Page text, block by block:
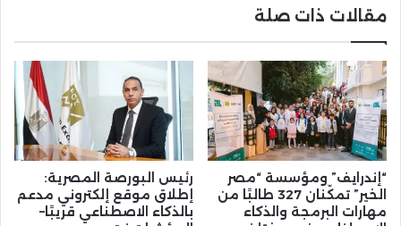
مقالات ذات صلة
“إندرايف” ومؤسسة “مصر
الخير” تمكّنان 327 طالبًا من
مهارات البرمجة والذكاء
رئيس البورصة المصرية:
إطلاق موقع إلكتروني مدعم
بالذكاء الاصطناعي قريبًا–